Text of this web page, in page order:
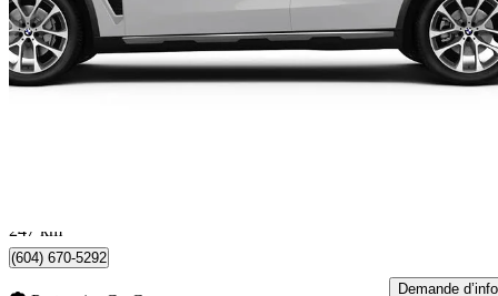
xDrive40i 4 402 km
247 km
(604) 670-5292
Demande d’info